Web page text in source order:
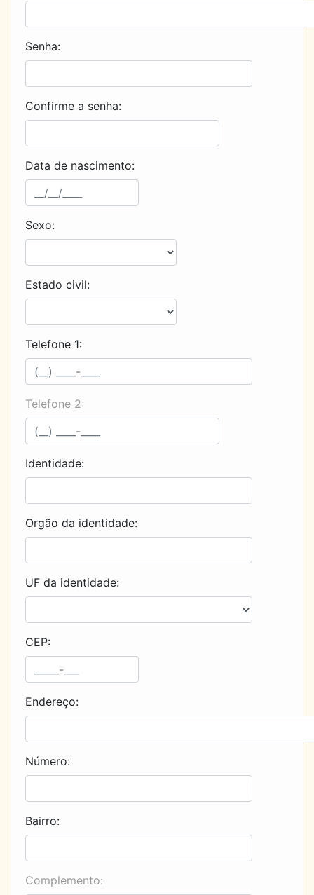
Senha:
Confirme a senha:
Data de nascimento:
Sexo:
Estado civil:
Telefone 1:
Telefone 2:
Identidade:
Orgão da identidade:
UF da identidade:
CEP:
Endereço:
Número:
Bairro:
Complemento: